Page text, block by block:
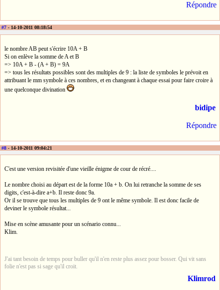
Répondre
#7 - 14-10-2011 08:18:54
le nombre AB peut s'écrire 10A + B
Si on enlève la somme de A et B
=> 10A + B - (A + B) = 9A
=> tous les résultats possibles sont des multiples de 9 : la liste de symboles le prévoit en
attribuant le mm symbole à ces nombres, et en changeant à chaque essai pour faire croire à
une quelconque divination
bidipe
Répondre
#8 - 14-10-2011 09:04:21
C'est une version revisitée d'une vieille énigme de cour de récré....
Le nombre choisi au départ est de la forme 10a + b. On lui retranche la somme de ses
digits, c'est-à-dire a+b. Il reste donc 9a.
Or il se trouve que tous les multiples de 9 ont le même symbole. Il est donc facile de
deviner le symbole résultat...
Mise en scène amusante pour un scénario connu...
Klim.
J'ai tant besoin de temps pour buller qu'il n'en reste plus assez pour bosser. Qui vit sans
folie n'est pas si sage qu'il croit.
Klimrod